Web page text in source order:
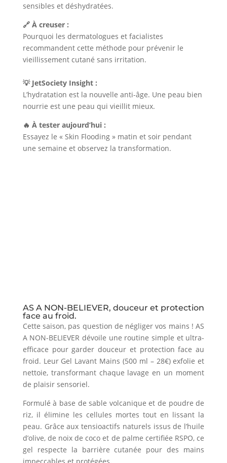
sensibles et déshydratées.
🔗 À creuser :
Pourquoi les dermatologues et facialistes
recommandent cette méthode pour prévenir le
vieillissement cutané sans irritation.
💡 JetSociety Insight :
L’hydratation est la nouvelle anti-âge. Une peau bien
nourrie est une peau qui vieillit mieux.
🔥 À tester aujourd’hui :
Essayez le « Skin Flooding » matin et soir pendant
une semaine et observez la transformation.
AS A NON-BELIEVER, douceur et protection
face au froid.
Cette saison, pas question de négliger vos mains ! AS
A NON-BELIEVER dévoile une routine simple et ultra-
efficace pour garder douceur et protection face au
froid. Leur Gel Lavant Mains (500 ml – 28€) exfolie et
nettoie, transformant chaque lavage en un moment
de plaisir sensoriel.
Formulé à base de sable volcanique et de poudre de
riz, il élimine les cellules mortes tout en lissant la
peau. Grâce aux tensioactifs naturels issus de l’huile
d’olive, de noix de coco et de palme certifiée RSPO, ce
gel respecte la barrière cutanée pour des mains